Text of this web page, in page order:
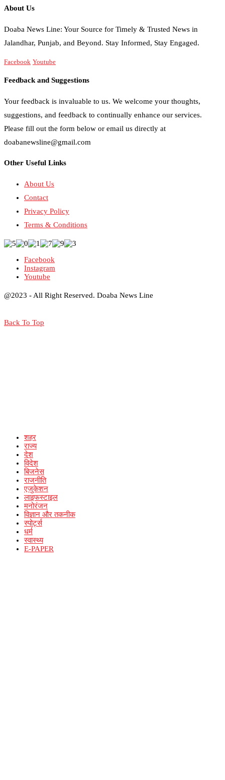
About Us
Doaba News Line: Your Source for Timely & Trusted News in
Jalandhar, Punjab, and Beyond. Stay Informed, Stay Engaged.
Facebook Youtube
Feedback and Suggestions
Your feedback is invaluable to us. We welcome your thoughts,
suggestions, and feedback to continually enhance our services.
Please fill out the form below or email us directly at
doabanewsline@gmail.com
Other Useful Links
About Us
Contact
Privacy Policy
Terms & Conditions
Facebook
Instagram
Youtube
@2023 - All Right Reserved. Doaba News Line
Back To Top
शहर
राज्य
देश
विदेश
बिजनेस
राजनीति
एजुकेशन
लाइफस्टाइल
मनोरंजन
विज्ञान और तकनीक
स्पोर्ट्स
धर्म
स्वास्थ्य
E-PAPER